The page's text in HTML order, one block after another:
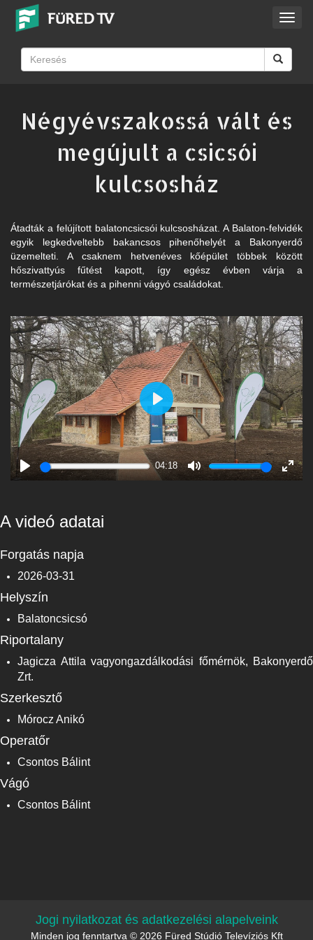
Négyévszakossá vált és
megújult a csicsói
kulcsosház
Átadták a felújított balatoncsicsói kulcsosházat. A Balaton-felvidék
egyik legkedveltebb bakancsos pihenőhelyét a Bakonyerdő
üzemelteti. A csaknem hetvenéves kőépület többek között
hőszivattyús fűtést kapott, így egész évben várja a
természetjárókat és a pihenni vágyó családokat.
Play
04:18
Mute
Enter
Play
A videó adatai
Forgatás napja
2026-03-31
Helyszín
Balatoncsicsó
Riportalany
Jagicza Attila vagyongazdálkodási főmérnök, Bakonyerdő
Zrt.
Szerkesztő
Mórocz Anikó
Operatőr
Csontos Bálint
Vágó
Csontos Bálint
Jogi nyilatkozat és adatkezelési alapelveink
Minden jog fenntartva © 2026 Füred Stúdió Televíziós Kft